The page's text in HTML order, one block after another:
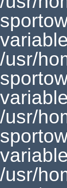
/usr/
/usr/
/usr/